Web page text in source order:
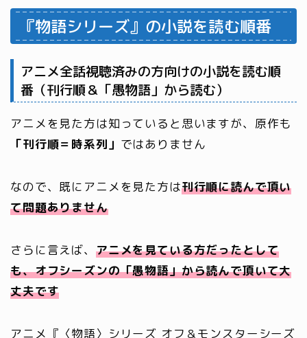
『物語シリーズ』の小説を読む順番
アニメ全話視聴済みの方向けの小説を読む順
番（刊行順＆「愚物語」から読む）
アニメを見た方は知っていると思いますが、原作も
「刊行順＝時系列」 ではありません
なので、既にアニメを見た方は刊行順に読んで頂い
て問題ありません
さらに言えば、 アニメを見ている方だったとして
も、オフシーズンの「愚物語」から読んで頂いて大
丈夫です
アニメ『〈物語〉シリーズ オフ＆モンスターシーズ